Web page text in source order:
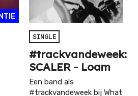
SINGLE
#trackvandeweek:
SCALER - Loam
Een band als
#trackvandeweek bij What